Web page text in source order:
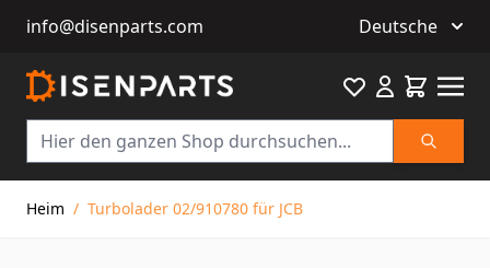
info@disenparts.com Deutsche
Suche
Favourite
Heim / Turbolader 02/910780 für JCB